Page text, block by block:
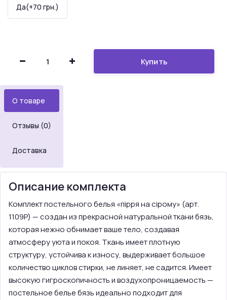
Да(+70 грн.)
Купить
О товаре
Отзывы (0)
Доставка
Описание комплекта
Комплект постельного белья «пірря на сірому» (арт.
1109P) — создан из прекрасной натуральной ткани бязь,
которая нежно обнимает ваше тело, создавая
атмосферу уюта и покоя. Ткань имеет плотную
структуру, устойчива к износу, выдерживает большое
количество циклов стирки, не линяет, не садится. Имеет
высокую гигроскопичность и воздухопроницаемость —
постельное белье бязь идеально подходит для